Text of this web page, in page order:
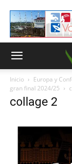
Inicio
Europa y
gran final 2024/25
collage 2